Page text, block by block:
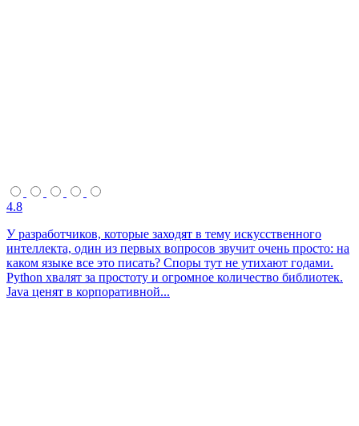
4.8
У разработчиков, которые заходят в тему искусственного
интеллекта, один из первых вопросов звучит очень просто: на
каком языке все это писать? Споры тут не утихают годами.
Python хвалят за простоту и огромное количество библиотек.
Java ценят в корпоративной...